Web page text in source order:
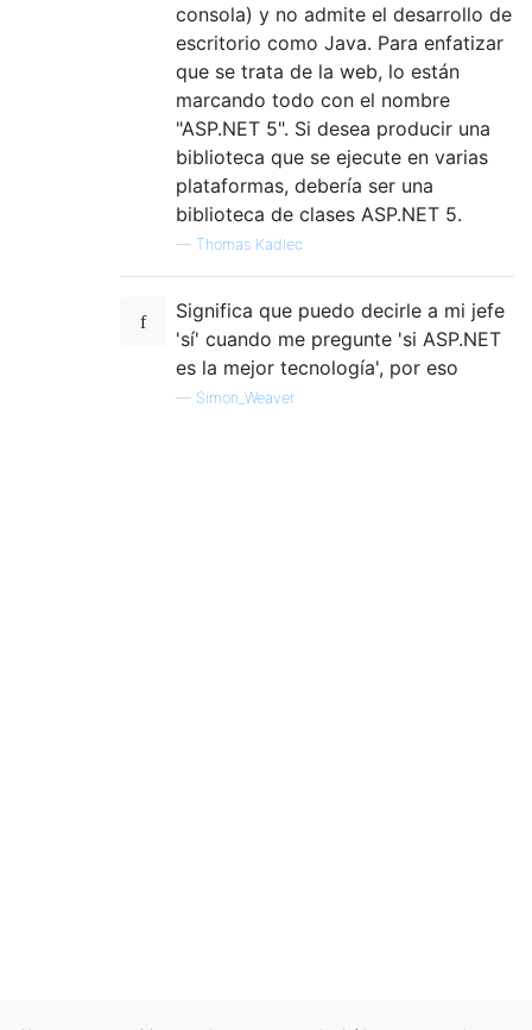
consola) y no admite el desarrollo de
escritorio como Java. Para enfatizar
que se trata de la web, lo están
marcando todo con el nombre
"ASP.NET 5". Si desea producir una
biblioteca que se ejecute en varias
plataformas, debería ser una
biblioteca de clases ASP.NET 5.
— Thomas Kadlec
Significa que puedo decirle a mi jefe
'sí' cuando me pregunte 'si ASP.NET
es la mejor tecnología', por eso
— Simon_Weaver